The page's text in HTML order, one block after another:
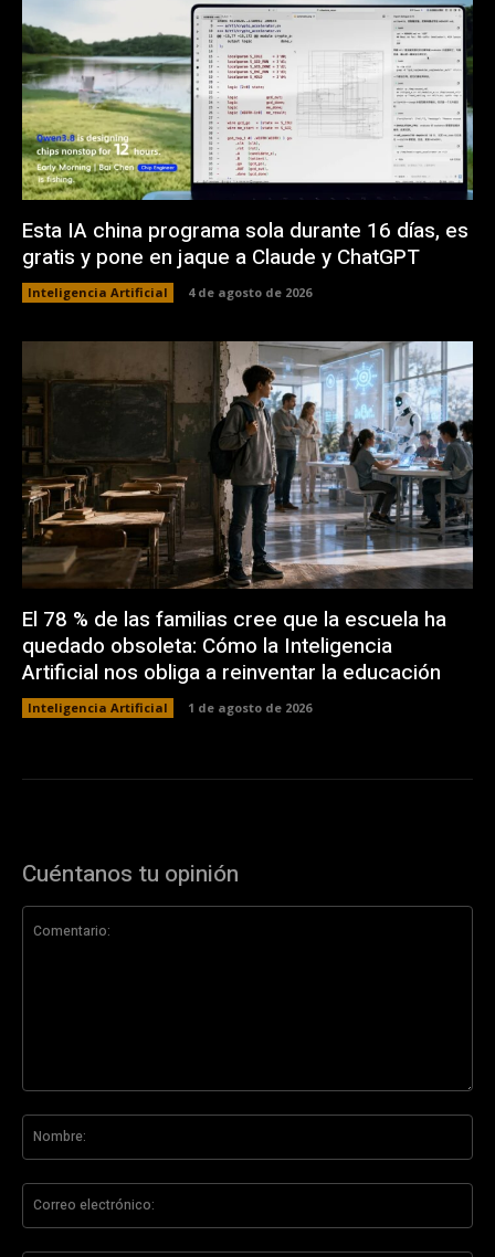
Esta IA china programa sola durante 16 días, es
gratis y pone en jaque a Claude y ChatGPT
Inteligencia Artificial 4 de agosto de 2026
El 78 % de las familias cree que la escuela ha
quedado obsoleta: Cómo la Inteligencia
Artificial nos obliga a reinventar la educación
Inteligencia Artificial 1 de agosto de 2026
Cuéntanos tu opinión